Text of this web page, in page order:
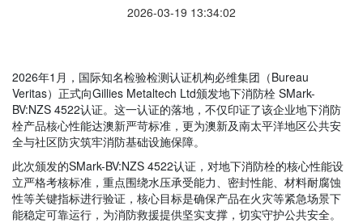
2026-03-19 13:34:02
2026年1月，国际知名检验检测认证机构必维集团（Bureau
Veritas）正式向Gillies Metaltech Ltd颁发地下消防栓 SMark-
BV:NZS 4522认证。这一认证的落地，不仅印证了该企业地下消防
栓产品核心性能达澳新严苛标准，更为澳新及南太平洋地区公共安
全与社区防灾筑牢消防基础设施保障。
此次颁发的SMark-BV:NZS 4522认证，对地下消防栓的核心性能设
立严格考核标准，重点围绕水压承受能力、密封性能、材料耐腐蚀
性等关键指标进行验证，核心目标是确保产品在火灾等紧急场景下
能稳定可靠运行，为消防救援提供坚实支撑，切实守护公共安全。